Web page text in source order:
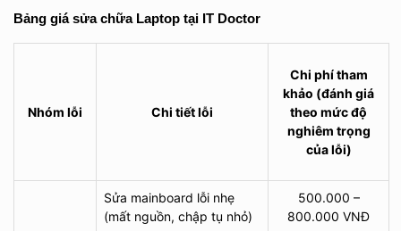
Bảng giá sửa chữa Laptop tại IT Doctor
Nhóm lỗi Chi tiết lỗi
Chi phí tham
khảo (đánh giá
theo mức độ
nghiêm trọng
của lỗi)
Sửa mainboard lỗi nhẹ
(mất nguồn, chập tụ nhỏ)
500.000 –
800.000 VNĐ